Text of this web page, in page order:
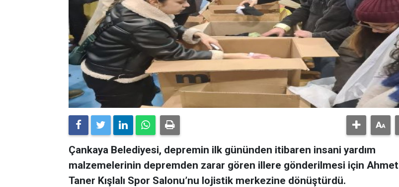
Çankaya Belediyesi, depremin ilk gününden itibaren insani yardım
malzemelerinin depremden zarar gören illere gönderilmesi için Ahmet
Taner Kışlalı Spor Salonu’nu lojistik merkezine dönüştürdü.